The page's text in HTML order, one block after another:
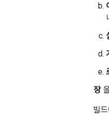
저장
Chat 앱 빌